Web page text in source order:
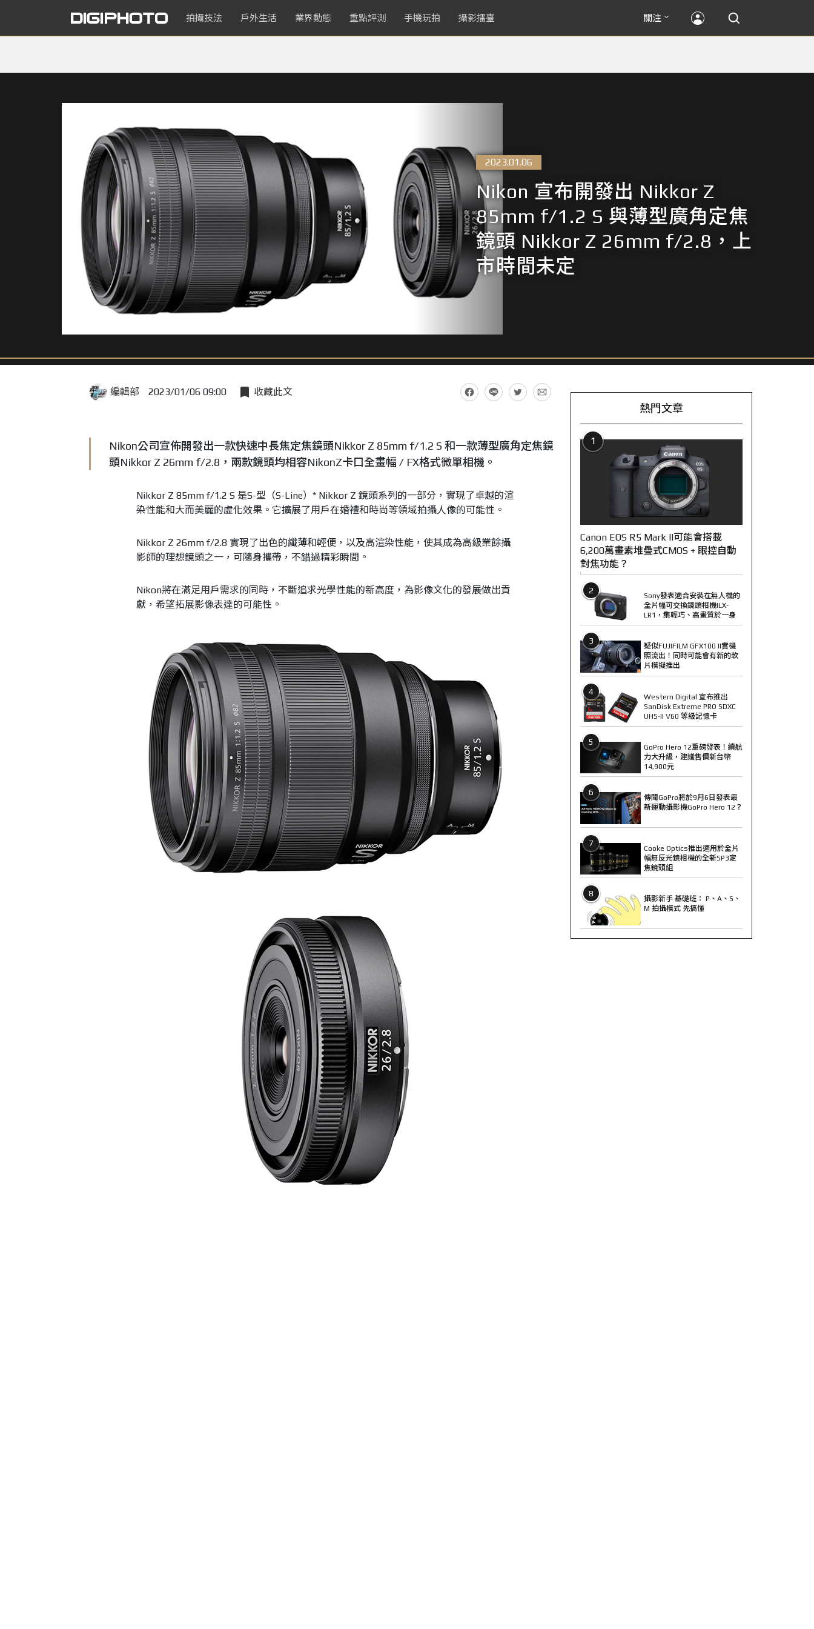
拍攝技法 戶外生活 業界動態 重點評測 手機玩拍 攝影擂臺 關注
2023.01.06
Nikon 宣布開發出 Nikkor Z
85mm f/1.2 S 與薄型廣角定焦
鏡頭 Nikkor Z 26mm f/2.8，上
市時間未定
編輯部 2023/01/06 09:00 收藏此文
Nikon公司宣佈開發出一款快速中長焦定焦鏡頭Nikkor Z 85mm f/1.2 S 和一款薄型廣角定焦鏡
頭Nikkor Z 26mm f/2.8，兩款鏡頭均相容NikonZ卡口全畫幅 / FX格式微單相機。
Nikkor Z 85mm f/1.2 S 是S-型（S-Line）* Nikkor Z 鏡頭系列的一部分，實現了卓越的渲
染性能和大而美麗的虛化效果。它擴展了用戶在婚禮和時尚等領域拍攝人像的可能性。
Nikkor Z 26mm f/2.8 實現了出色的纖薄和輕便，以及高渲染性能，使其成為高級業餘攝
影師的理想鏡頭之一，可隨身攜帶，不錯過精彩瞬間。
Nikon將在滿足用戶需求的同時，不斷追求光學性能的新高度，為影像文化的發展做出貢
獻，希望拓展影像表達的可能性。
熱門文章
1
Canon EOS R5 Mark II可能會搭載
6,200萬畫素堆疊式CMOS + 眼控自動
對焦功能？
2
Sony發表適合安裝在無人機的
全片幅可交換鏡頭相機ILX-
LR1，集輕巧、高畫質於一身
3
疑似FUJIFILM GFX100 II實機
照流出！同時可能會有新的軟
片模擬推出
4
Western Digital 宣布推出
SanDisk Extreme PRO SDXC
UHS-II V60 等級記憶卡
5
GoPro Hero 12重磅發表！續航
力大升級，建議售價新台幣
14,900元
6
傳聞GoPro將於9月6日發表最
新運動攝影機GoPro Hero 12？
7
Cooke Optics推出適用於全片
幅無反光鏡相機的全新SP3定
焦鏡頭組
8
攝影新手 基礎班： P、A、S、
M 拍攝模式 先搞懂